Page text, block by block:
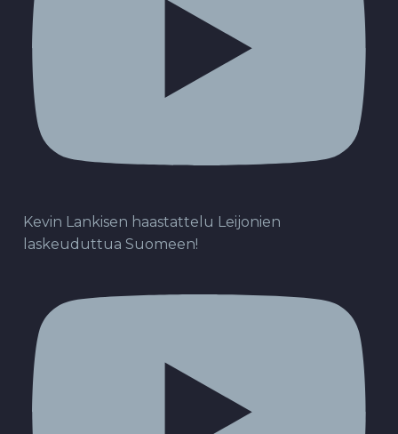
Kevin Lankisen haastattelu Leijonien
laskeuduttua Suomeen!